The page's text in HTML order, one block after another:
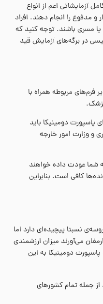
آزمایشاتی اعم از انواع
مدفوع را انجام دهند. افراد
مسری باشند. توجه کنید که
در برگه‌های آزمایش قید
مربوطه همراه با
پاسپورت دومینیکا باید
و وزارت امور خارجه
عودت داده خواهند
کافی است. بنابراین
نسبتا پیچیده‌ای دارد اما
می‌آورند میزان ارزشمندی
دومینیکا به این
به بیش از ۱۴۰ کشور، از جمله تمام کشورهای